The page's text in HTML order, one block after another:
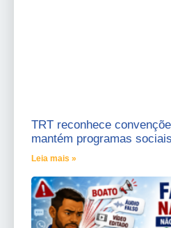
TRT reconhece
mantém programas
Leia mais »